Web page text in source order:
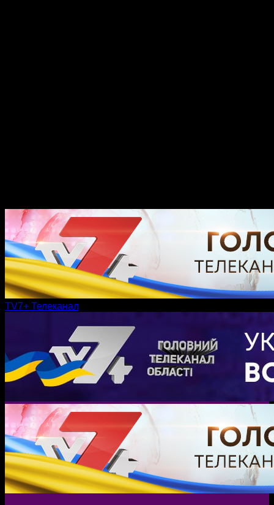
TV7+ Телеканал